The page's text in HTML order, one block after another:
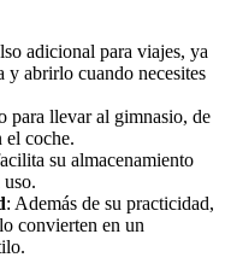
adicional para viajes, ya
y abrirlo cuando necesites
para llevar al gimnasio, de
el coche.
su almacenamiento
uso.
: Además de su practicidad,
convierten en un